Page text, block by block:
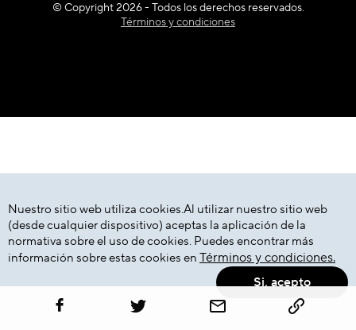
Nuestro sitio web utiliza cookies.Al utilizar nuestro sitio web
(desde cualquier dispositivo) aceptas la aplicación de la
normativa sobre el uso de cookies. Puedes encontrar más
información sobre estas cookies en Términos y condiciones.
Si, acepto
© Copyright 2026 - Todos los derechos reservados.
Términos y condiciones